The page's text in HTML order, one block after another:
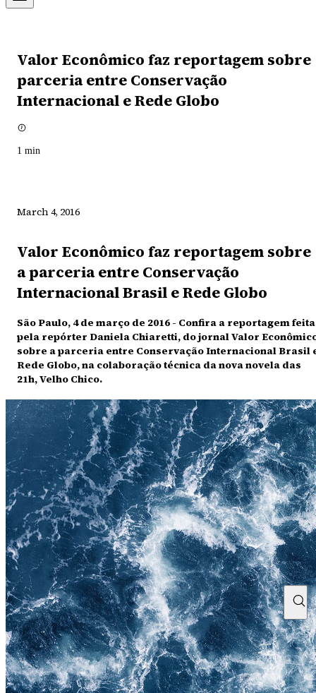
Valor Econômico faz reportagem sobre
parceria entre Conservação
Internacional e Rede Globo
1 min
March 4, 2016
Valor Econômico faz reportagem sobre
a parceria entre Conservação
Internacional Brasil e Rede Globo
São Paulo, 4 de março de 2016 - Confira a reportagem feita
pela repórter Daniela Chiaretti, do jornal Valor
sobre a parceria entre Conservação Internacional Brasil
Rede Globo, na colaboração técnica da nova novela das
21h, Velho Chico.